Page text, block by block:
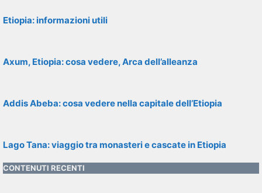
Etiopia: informazioni utili
Axum, Etiopia: cosa vedere, Arca dell’alleanza
Addis Abeba: cosa vedere nella capitale dell’Etiopia
Lago Tana: viaggio tra monasteri e cascate in Etiopia
CONTENUTI RECENTI